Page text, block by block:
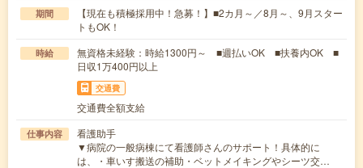
期間
【現在も積極採用中！急募！】■2カ月～／8月～、9月スター
トもOK！
時給
無資格未経験：時給1300円～ ■週払いOK ■扶養内OK ■
日収1万400円以上
交通費
交通費全額支給
仕事内容
看護助手
▼病院の一般病棟にて看護師さんのサポート！具体的に
は、・車いす搬送の補助・ベットメイキングやシーツ交…